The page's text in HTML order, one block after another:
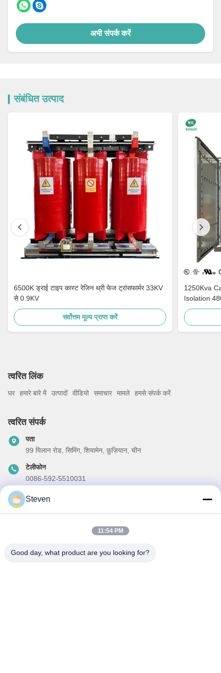
अभी संपर्क करें
संबंधित उत्पाद
6500K ड्राई टाइप कास्ट रेजिन थ्री फेज ट्रांसफार्मर 33KV
से 0.9KV
सर्वोत्तम मूल्य प्राप्त करें
1250Kva Cast Resin Dry Type Transformers
Isolation
त्वरित लिंक
घर हमारे बारे में उत्पादों वीडियो समाचार मामले हमसे संपर्क करें
त्वरित संपर्क
पता
99 यिलान रोड, सिमिंग, शियामेन, फ़ुज़ियान, चीन
टेलीफोन
0086-592-5510031
ईमेल
हमारा समाचार पत्र
Steven
11:54 PM
Good day, what product are you looking for?